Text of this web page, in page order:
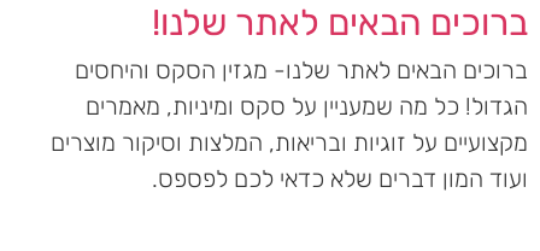
ברוכים הבאים לאתר שלנו!
ברוכים הבאים לאתר שלנו- מגזין הסקס והיחסים
הגדול! כל מה שמעניין על סקס ומיניות, מאמרים
מקצועיים על זוגיות ובריאות, המלצות וסיקור מוצרים
ועוד המון דברים שלא כדאי לכם לפספס.